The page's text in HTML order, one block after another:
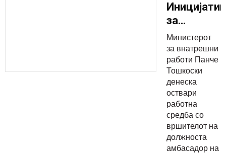
за
на
заедничка
за заемно
на
возачките
дозволи
Министерот
за внатрешни
работи Панче
Тошкоски
денеска
оствари
работна
средба со
вршителот на
должноста
амбасадор на